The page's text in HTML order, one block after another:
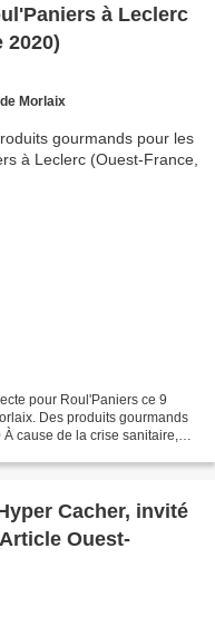
à Leclerc
2020)
Morlaix
pour Roul'Paniers ce 9
Des produits gourmands
cause de la crise sanitaire,
Cacher, invité
Ouest-